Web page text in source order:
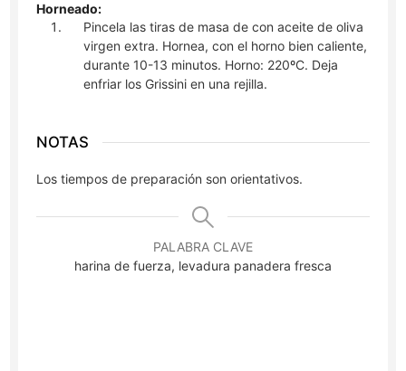
Horneado:
Pincela las tiras de masa de con aceite de oliva
virgen extra. Hornea, con el horno bien caliente,
durante 10-13 minutos. Horno: 220ºC. Deja
enfriar los Grissini en una rejilla.
NOTAS
Los tiempos de preparación son orientativos.
PALABRA CLAVE
harina de fuerza, levadura panadera fresca